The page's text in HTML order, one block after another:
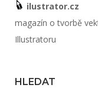
ilustrator.cz
magazín o tvorbě
Illustratoru
HLEDAT